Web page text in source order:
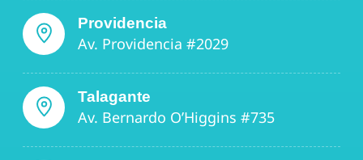
Providencia
Av. Providencia #2029
Talagante
Av. Bernardo O’Higgins #735